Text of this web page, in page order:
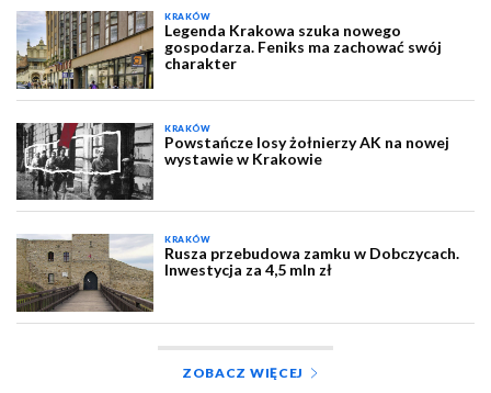
KRAKÓW
Legenda Krakowa szuka nowego
gospodarza. Feniks ma zachować swój
charakter
KRAKÓW
Powstańcze losy żołnierzy AK na nowej
wystawie w Krakowie
KRAKÓW
Rusza przebudowa zamku w Dobczycach.
Inwestycja za 4,5 mln zł
ZOBACZ WIĘCEJ